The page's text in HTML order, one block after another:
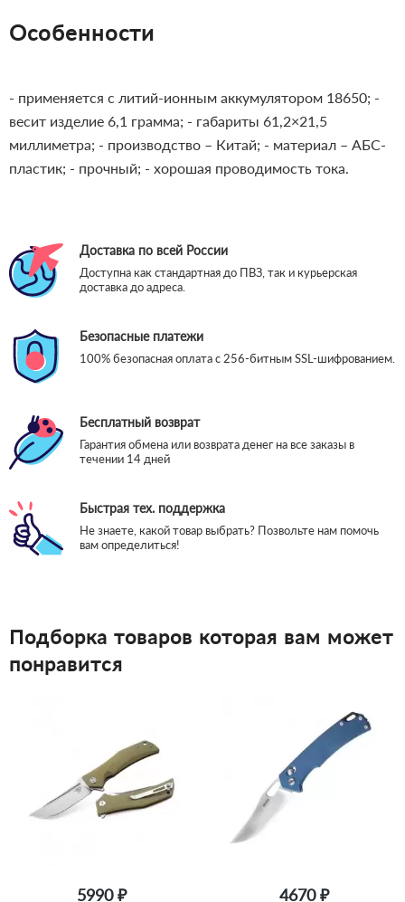
Особенности
- применяется с литий-ионным аккумулятором 18650; -
весит изделие 6,1 грамма; - габариты 61,2×21,5
миллиметра; - производство – Китай; - материал – АБС-
пластик; - прочный; - хорошая проводимость тока.
Доставка по всей России
Доступна как стандартная до ПВЗ, так и курьерская
доставка до адреса.
Безопасные платежи
100% безопасная оплата с 256-битным SSL-шифрованием.
Бесплатный возврат
Гарантия обмена или возврата денег на все заказы в
течении 14 дней
Быстрая тех. поддержка
Не знаете, какой товар выбрать? Позвольте нам помочь
вам определиться!
Подборка товаров которая вам может
понравится
5990 ₽ 4670 ₽